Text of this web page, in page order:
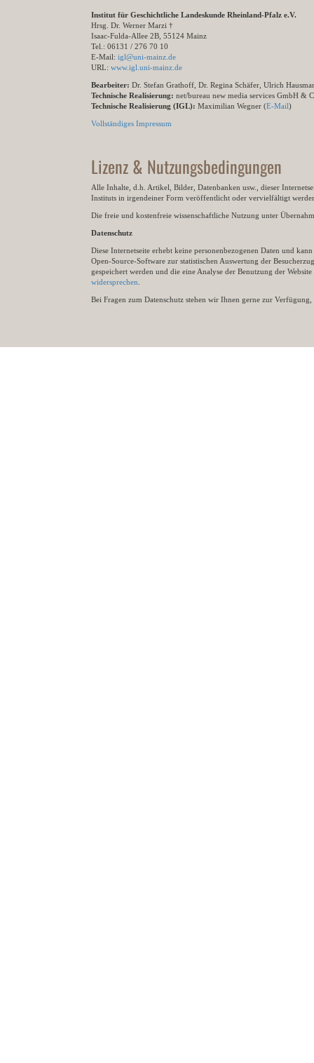
Institut für Geschichtliche Landeskunde Rheinland-Pfalz e.V.
Hrsg. Dr. Werner Marzi †
Isaac-Fulda-Allee 2B, 55124 Mainz
Tel.: 06131 / 276 70 10
E-Mail: igl@uni-mainz.de
URL: www.igl.uni-mainz.de
Bearbeiter: Dr. Stefan Grathoff, Dr. Regina Schäfer, Ulrich
Technische Realisierung: net/bureau new media services GmbH &
Technische Realisierung (IGL): Maximilian Wegner (E-Mail)
Vollständiges Impressum
Lizenz & Nutzungsbedingungen
Alle Inhalte, d.h. Artikel, Bilder, Datenbanken usw., dieser
Instituts in irgendeiner Form veröffentlicht oder vervielfältigt
Die freie und kostenfreie wissenschaftliche Nutzung unter
Datenschutz
Diese Internetseite erhebt keine personenbezogenen Daten und
Open-Source-Software zur statistischen Auswertung der
gespeichert werden und die eine Analyse der Benutzung der
widersprechen
Bei Fragen zum Datenschutz stehen wir Ihnen gerne zur